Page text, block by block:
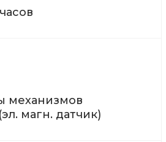
механизмов
магн. датчик)